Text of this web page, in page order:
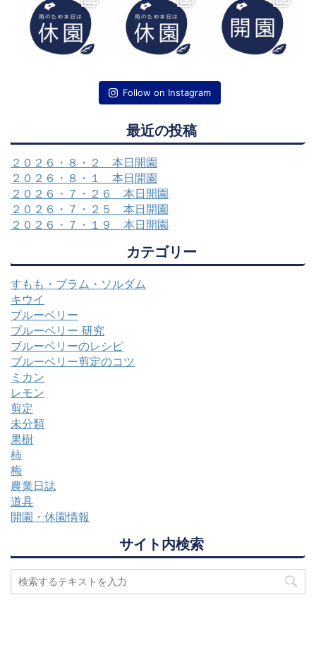
Follow on Instagram
最近の投稿
２０２６・８・２ 本日開園
２０２６・８・１ 本日開園
２０２６・７・２６ 本日開園
２０２６・７・２５ 本日開園
２０２６・７・１９ 本日開園
カテゴリー
すもも・プラム・ソルダム
キウイ
ブルーベリー
ブルーベリー 研究
ブルーベリーのレシピ
ブルーベリー剪定のコツ
ミカン
レモン
剪定
未分類
果樹
柿
梅
農業日誌
道具
開園・休園情報
サイト内検索